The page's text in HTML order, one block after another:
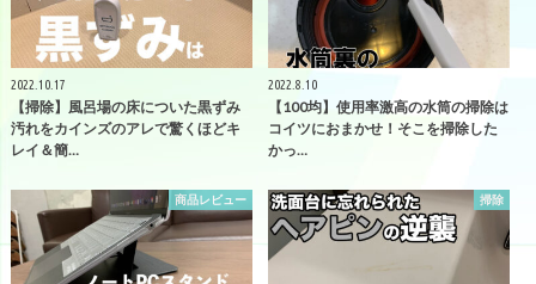
2022.10.17
【掃除】風呂場の床についた黒ずみ
汚れをカインズのアレで驚くほどキ
レイ＆簡…
2022.8.10
【100均】使用率激高の水筒の掃除は
コイツにおまかせ！そこを掃除した
かっ…
商品レビュー 掃除